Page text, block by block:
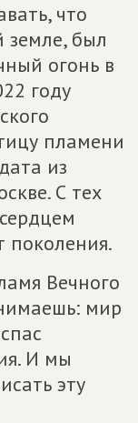
что
земле, был
огонь в
году
пламени
из
С тех
поколения.
Вечного
мир
И мы
эту